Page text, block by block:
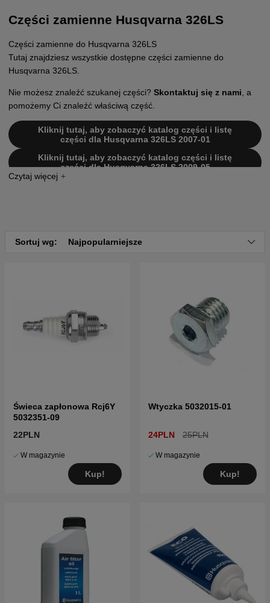
Części zamienne Husqvarna 326LS
Części zamienne do Husqvarna 326LS
Tutaj znajdziesz wszystkie dostępne części zamienne do
Husqvarna 326LS.
Nie możesz znaleźć szukanej części? Skontaktuj się z nami , a
pomożemy Ci znaleźć właściwą część.
Kliknij tutaj, aby zobaczyć katalog części i listę
części dla Husqvarna 326LS 2007-01
Kliknij tutaj, aby zobaczyć katalog części i listę
części dla Husqvarna 326LS 2009-05
Sortuj wg:
Najpopularniejsze
Świeca zapłonowa Rcj6Y
5032351-09
22PLN
W magazynie
Kup!
Wtyczka 5032015-01
24PLN 25PLN
W magazynie
Kup!